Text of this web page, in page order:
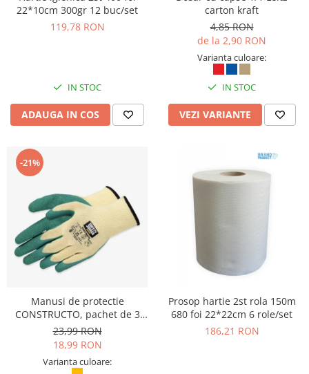
22*10cm 300gr 12 buc/set
119,78 RON
IN STOC
ADAUGA IN COS
carton kraft
4,85 RON
de la 2,90 RON
Varianta culoare:
IN STOC
VEZI VARIANTE
-21%
Manusi de protectie
CONSTRUCTO, pachet de 3
perechi, Safety Jogger
23,99 RON
18,99 RON
Varianta culoare:
Prosop hartie 2st rola 150m
680 foi 22*22cm 6 role/set
186,21 RON